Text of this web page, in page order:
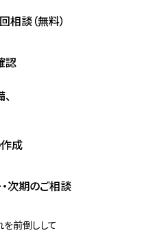
相談（無料）
認
成
次期のご相談
前倒しして